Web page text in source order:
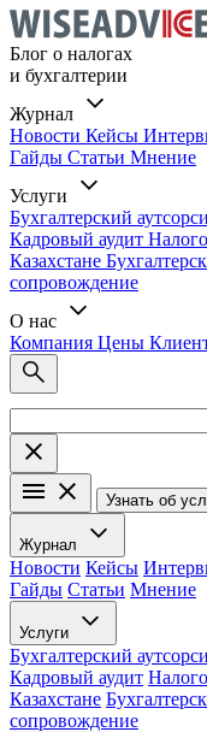
Блог о налогах
и бухгалтерии
Журнал
Новости Кейсы
Гайды Статьи Мнение
Услуги
Бухгалтерский
Кадровый аудит
Казахстане
сопровождение
О нас
Компания Цены
Узнать об
Журнал
Новости Кейсы
Гайды Статьи Мнение
Услуги
Бухгалтерский
Кадровый аудит
Казахстане
сопровождение